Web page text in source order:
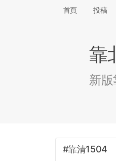
首頁 投稿
靠
新
#靠清1504